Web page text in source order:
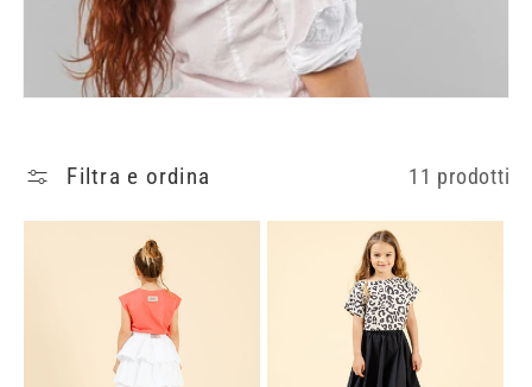
n
:
Filtra e ordina 11 prodotti